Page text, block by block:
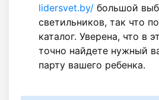
lidersvet.by/ большой
светильников, так что
каталог. Уверена, что в
точно найдете нужный
парту вашего ребенка.